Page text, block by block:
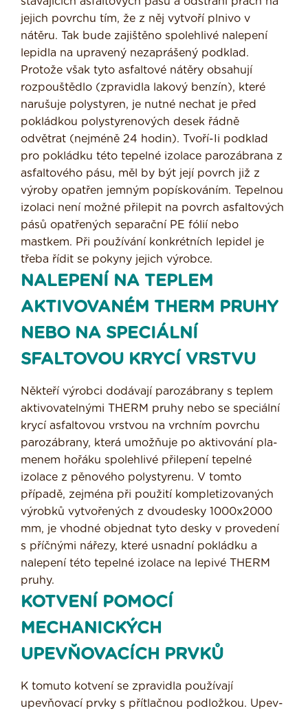
jejich povrchu tím, že z něj vytvoří plnivo v
nátěru. Tak bude zajištěno spolehlivé nalepení
lepidla na upravený nezaprášený podklad.
Protože však tyto asfaltové nátě­ry obsahují
rozpouštědlo (zpravidla lakový benzín), které
narušuje polystyren, je nutné nechat je před
pokládkou polystyrenových desek řádně
odvětrat (nejméně 24 hodin). Tvoří-Ii podklad
pro pokládku této tepelné izolace parozábrana z
asfaltového pásu, měl by být její povrch již z
výroby opatřen jemným popískováním. Tepelnou
izolaci není možné přilepit na povrch asfal­tových
pásů opatřených separační PE fólií nebo
mastkem. Při používání konkrétních lepidel je
třeba řídit se pokyny jejich výrobce.
NALEPENÍ NA TEPLEM
AKTIVOVANÉM THERM PRUHY
NEBO NA SPECIÁLNÍ
SFALTOVOU KRYCÍ VRSTVU
Někteří výrobci dodávají parozábrany s teplem
aktivovatelnými THERM pruhy nebo se speciální
krycí asfaltovou vrstvou na vrchním povrchu
parozábrany, která umožňuje po aktivování pla­
menem hořáku spolehlivé přilepení tepelné
izolace z pěnového polystyrenu. V tomto
případě, zejména při použití kompletizovaných
výrobků vytvořených z dvoudesky 1000x2000
mm, je vhodné objednat tyto desky v provedení
s příčnými nářezy, které usnadní pokládku a
nalepení této tepelné izolace na lepivé THERM
pruhy.
KOTVENÍ POMOCÍ
MECHANICKÝCH
UPEVŇOVACÍCH PRVKŮ
K tomuto kotvení se zpravidla používají
upevňovací prvky s přítlačnou podložkou. Upev­